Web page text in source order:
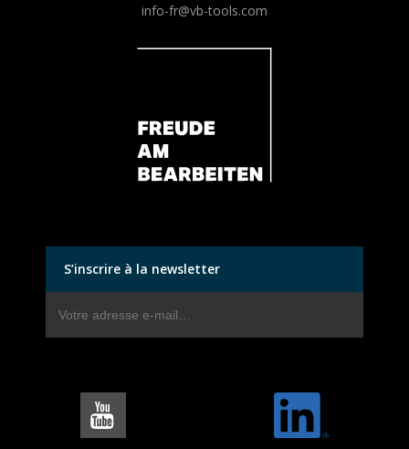
info-fr@vb-tools.com
S’inscrire à la newsletter